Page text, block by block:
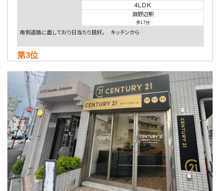
4ＬＤＫ
淵野辺駅
歩17分
南側道路に面しており日当たり良好。 キッチンから…
第3位
4ＬＤＫ
海老名駅
バ18分・歩6分
開放感のある角地区画。車３台並列駐車可能です。 …
第4位
5,480万円
4ＬＤＫ
相模大野駅
バ9分・歩4分
２０１５年６月築、積水ハウス施工住宅です。 南東…